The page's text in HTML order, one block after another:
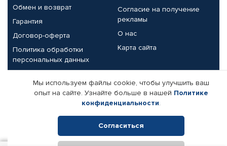
Обмен и возврат
Гарантия
Договор-оферта
Политика обработки
персональных данных
Согласие на получение
рекламы
О нас
Карта сайта
Партнерам
Корпоративным клиентам
Поставщикам
Реквизиты компании
Мы используем файлы cookie, чтобы улучшить ваш
опыт на сайте. Узнайте больше в нашей Политике
конфиденциальности.
Согласиться